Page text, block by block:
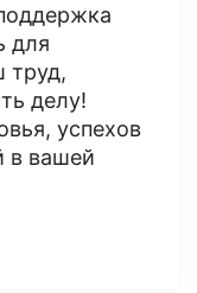
для
труд,
делу!
успехов
в вашей